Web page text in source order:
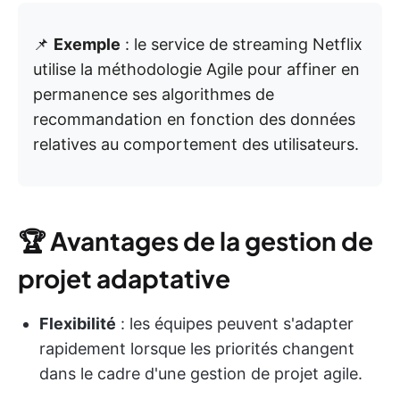
📌 Exemple : le service de streaming Netflix
utilise la méthodologie Agile pour affiner en
permanence ses algorithmes de
recommandation en fonction des données
relatives au comportement des utilisateurs.
🏆Avantages de la gestion de
projet adaptative
Flexibilité : les équipes peuvent s'adapter
rapidement lorsque les priorités changent
dans le cadre d'une gestion de projet agile.